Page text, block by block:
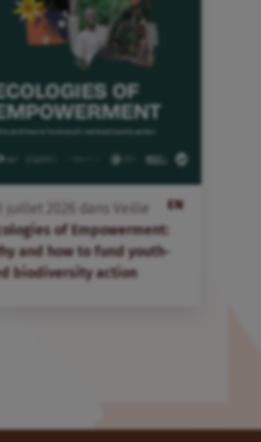
EN
juillet dans Veille
of Empowerment:
and how to fund youth-
biodiversity action